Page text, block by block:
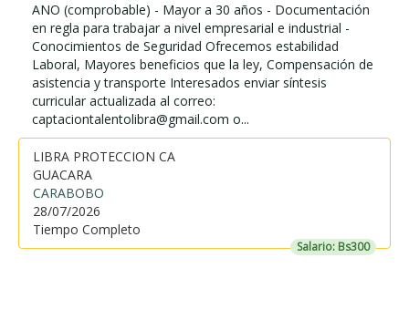
ANO (comprobable) - Mayor a 30 años - Documentación
en regla para trabajar a nivel empresarial e industrial -
Conocimientos de Seguridad Ofrecemos estabilidad
Laboral, Mayores beneficios que la ley, Compensación de
asistencia y transporte Interesados enviar síntesis
curricular actualizada al correo:
captaciontalentolibra@gmail.com o...
LIBRA PROTECCION CA
GUACARA
CARABOBO
28/07/2026
Tiempo Completo
Salario: Bs300